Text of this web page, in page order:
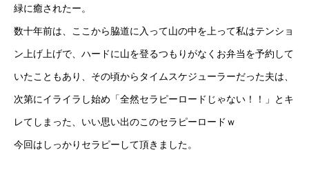
緑に癒されたー。
数十年前は、ここから脇道に入って山の中を上って私はテンショ
ン上げ上げで、ハードに山を登るつもりがなくお弁当を予約して
いたこともあり、その頃からタイムスケジューラーだった夫は、
次第にイライラし始め「全然セラピーロードじゃない！！」とキ
レてしまった、いい思い出のこのセラピーロードｗ
今回はしっかりセラピーして頂きました。